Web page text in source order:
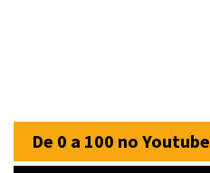
De 0 a 100 no Youtube